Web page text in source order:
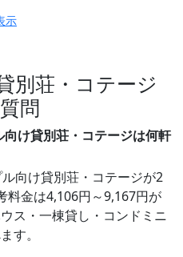
示
別荘・コテージ
問
け貸別荘・コテージは何軒
向け貸別荘・コテージが2
料金は4,106円～9,167円が
ス・一棟貸し・コンドミニ
す。